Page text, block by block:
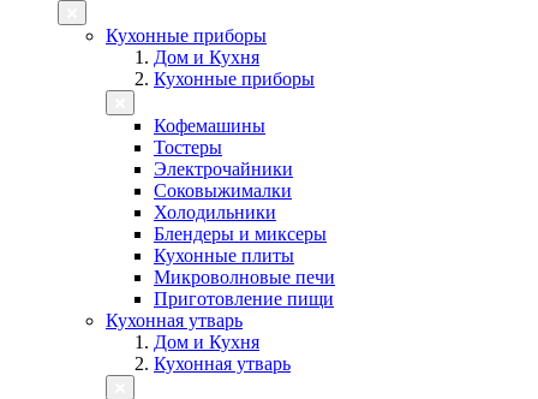
Кухонные приборы
Дом и Кухня
Кухонные приборы
Кофемашины
Тостеры
Электрочайники
Соковыжималки
Холодильники
Блендеры и миксеры
Кухонные плиты
Микроволновые печи
Приготовление пищи
Кухонная утварь
Дом и Кухня
Кухонная утварь